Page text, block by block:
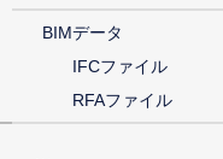
BIMデータ
IFCファイル
RFAファイル